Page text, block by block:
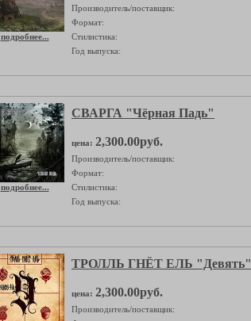
подробнее...
Производитель/поставщик:
Формат:
Стилистика:
Год выпуска:
подробнее...
СВАРГА "Чёрная Падь"
цена: 2,300.00руб.
Производитель/поставщик:
Формат:
Стилистика:
Год выпуска:
ТРОЛЛЬ ГНЁТ ЕЛЬ "Девять"
цена: 2,300.00руб.
Производитель/поставщик: